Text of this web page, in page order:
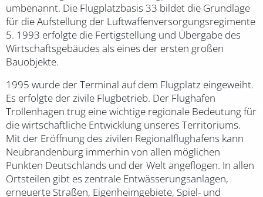
umbenannt. Die Flugplatzbasis 33 bildet die Grundlage
für die Aufstellung der Luftwaffenversorgungsregimente
5. 1993 erfolgte die Fertigstellung und Übergabe des
Wirtschaftsgebäudes als eines der ersten großen
Bauobjekte.
1995 wurde der Terminal auf dem Flugplatz eingeweiht.
Es erfolgte der zivile Flugbetrieb. Der Flughafen
Trollenhagen trug eine wichtige regionale Bedeutung für
die wirtschaftliche Entwicklung unseres Territoriums.
Mit der Eröffnung des zivilen Regionalflughafens kann
Neubrandenburg immerhin von allen möglichen
Punkten Deutschlands und der Welt angeflogen. In allen
Ortsteilen gibt es zentrale Entwässerungsanlagen,
erneuerte Straßen, Eigenheimgebiete, Spiel- und